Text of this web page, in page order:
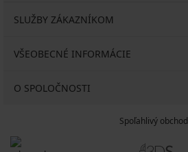
SLUŽBY ZÁKAZNÍKOM
VŠEOBECNÉ INFORMÁCIE
O SPOLOČNOSTI
Spoľahlivý obchod